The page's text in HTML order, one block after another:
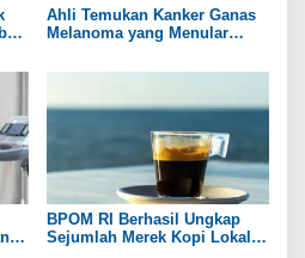
Ahli Temukan Kanker Ganas
Melanoma yang Menular
BPOM RI Berhasil Ungkap
Sejumlah Merek Kopi Lokal